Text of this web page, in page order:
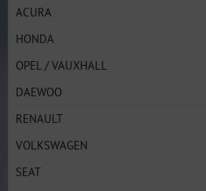
ACURA
HONDA
OPEL / VAUXHALL
DAEWOO
RENAULT
VOLKSWAGEN
SEAT